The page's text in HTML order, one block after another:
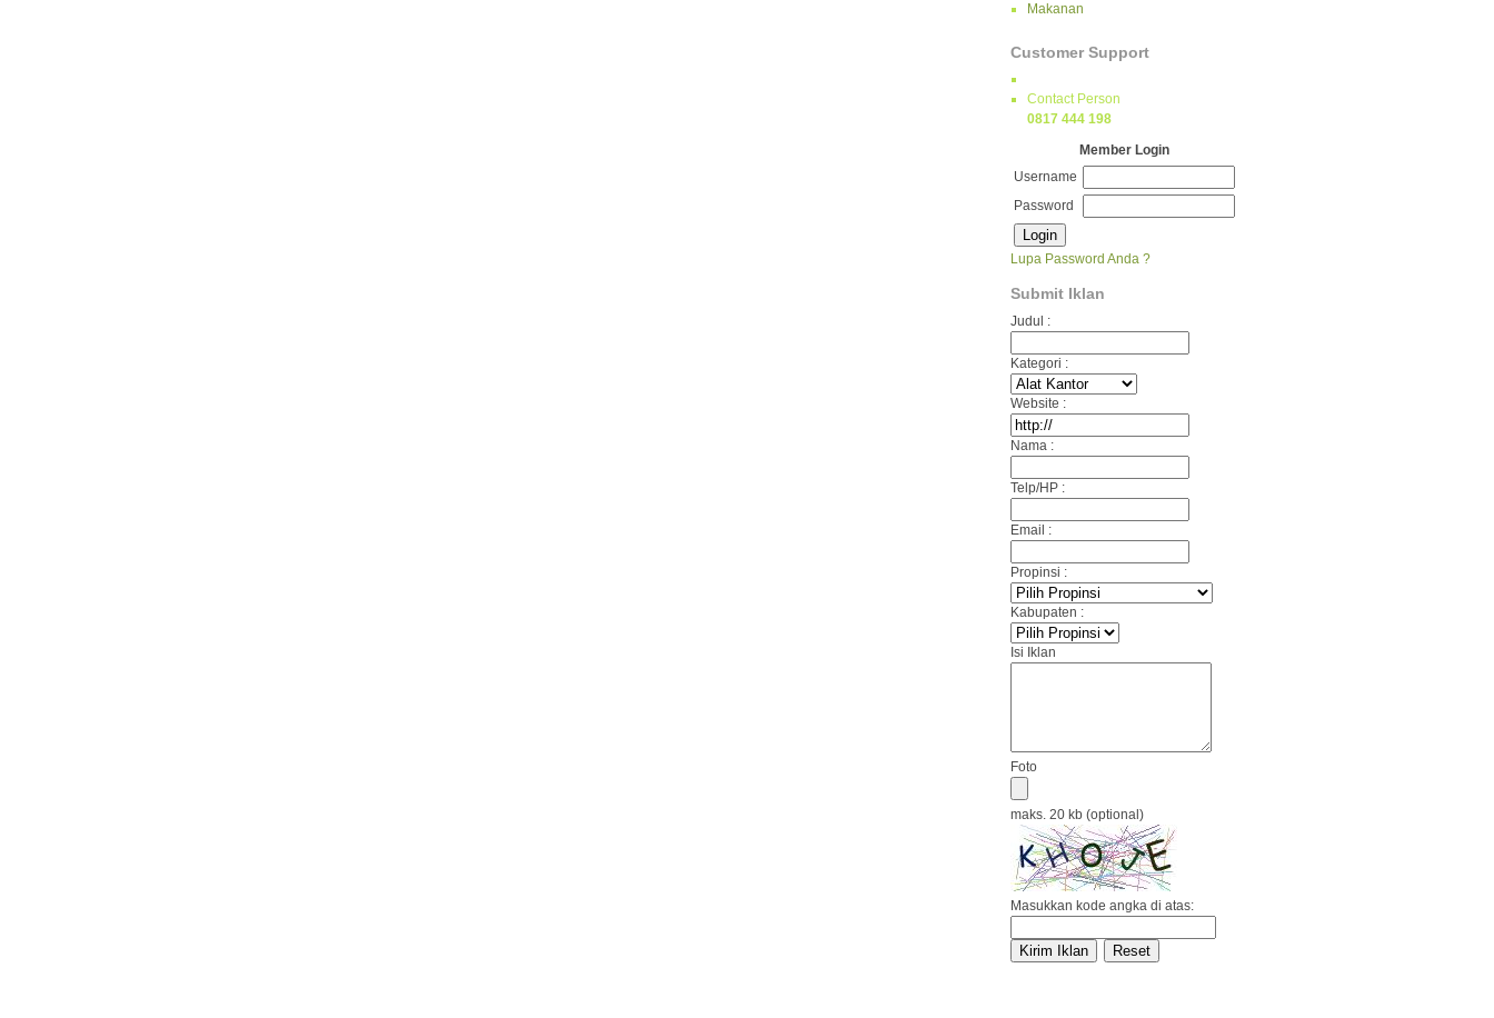
Makanan
Customer Support
Contact Person
0817 444 198
Member Login
Username
Password
Lupa Password Anda ?
Submit Iklan
Judul :
Kategori :
Website :
Nama :
Telp/HP :
Email :
Propinsi :
Kabupaten :
Isi Iklan
Foto
maks. 20 kb (optional)
Masukkan kode angka di atas: